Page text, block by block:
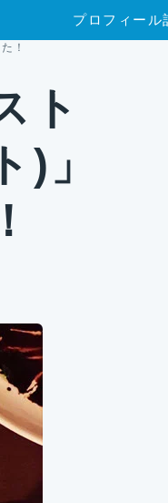
プロフィール
！
ト
)」